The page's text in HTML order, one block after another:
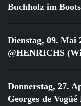
Buchholz im
Dienstag, 09. Mai
@HENRICHS
Donnerstag, 27.
Georges de